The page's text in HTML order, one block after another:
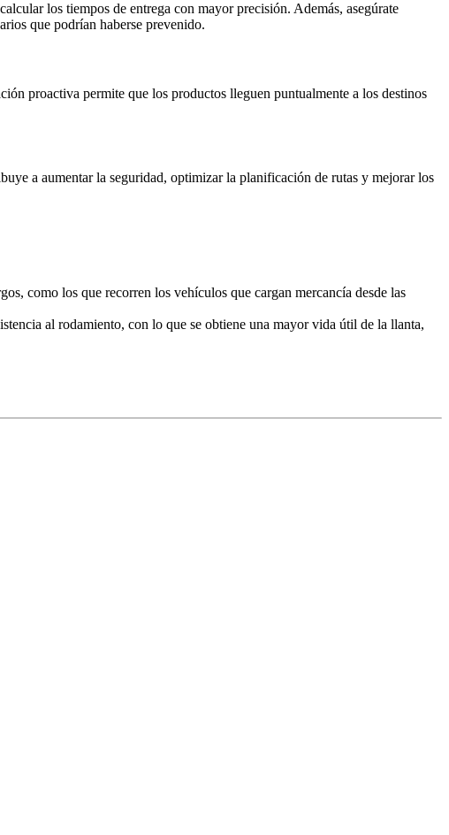
los tiempos de entrega con mayor precisión. Además, asegúrate
que podrían haberse prevenido.
proactiva permite que los productos lleguen puntualmente a los destinos
a aumentar la seguridad, optimizar la planificación de rutas y mejorar los
como los que recorren los vehículos que cargan mercancía desde las
al rodamiento, con lo que se obtiene una mayor vida útil de la llanta,